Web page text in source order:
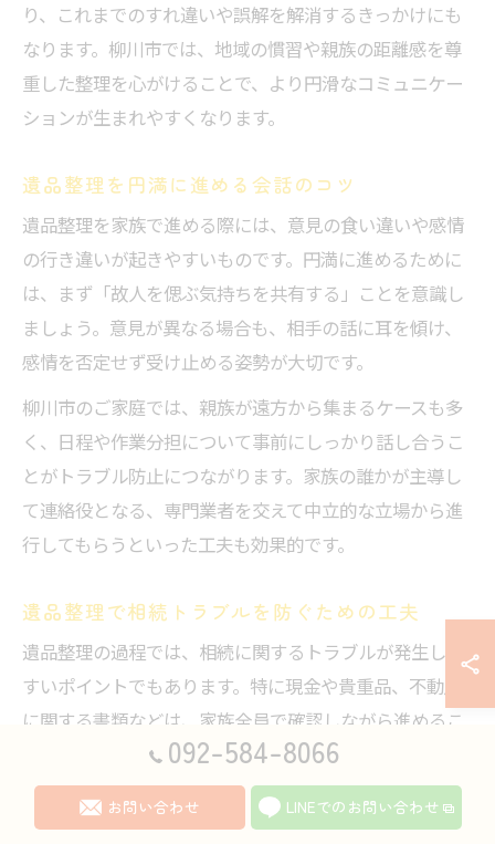
り、これまでのすれ違いや誤解を解消するきっかけにも
なります。柳川市では、地域の慣習や親族の距離感を尊
重した整理を心がけることで、より円滑なコミュニケー
ションが生まれやすくなります。
遺品整理を円満に進める会話のコツ
遺品整理を家族で進める際には、意見の食い違いや感情
の行き違いが起きやすいものです。円満に進めるために
は、まず「故人を偲ぶ気持ちを共有する」ことを意識し
ましょう。意見が異なる場合も、相手の話に耳を傾け、
感情を否定せず受け止める姿勢が大切です。
柳川市のご家庭では、親族が遠方から集まるケースも多
く、日程や作業分担について事前にしっかり話し合うこ
とがトラブル防止につながります。家族の誰かが主導し
て連絡役となる、専門業者を交えて中立的な立場から進
行してもらうといった工夫も効果的です。
遺品整理で相続トラブルを防ぐための工夫
遺品整理の過程では、相続に関するトラブルが発生しや
すいポイントでもあります。特に現金や貴重品、不動産
に関する書類などは、家族全員で確認しながら進めるこ
柳川市では、遺品整理業者が行政書士や司法書士と連携
しているケースもあり、法的な相談が必要な場合は早め
092-584-8066
お問い合わせ LINEでのお問い合わせ